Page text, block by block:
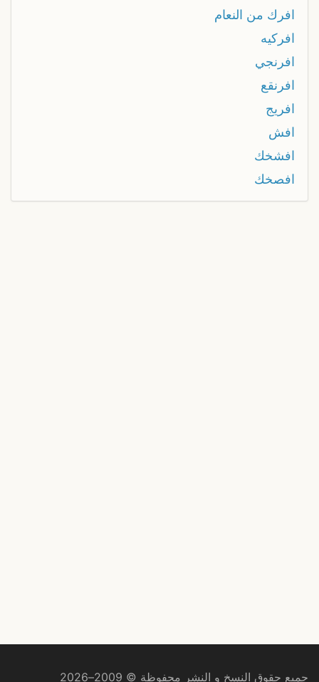
افرك من النعام
افركيه
افرنجي
افرنقع
افريج
افش
افشخك
افصخك
جميع حقوق النسخ و النشر محفوظة © 2009–2026